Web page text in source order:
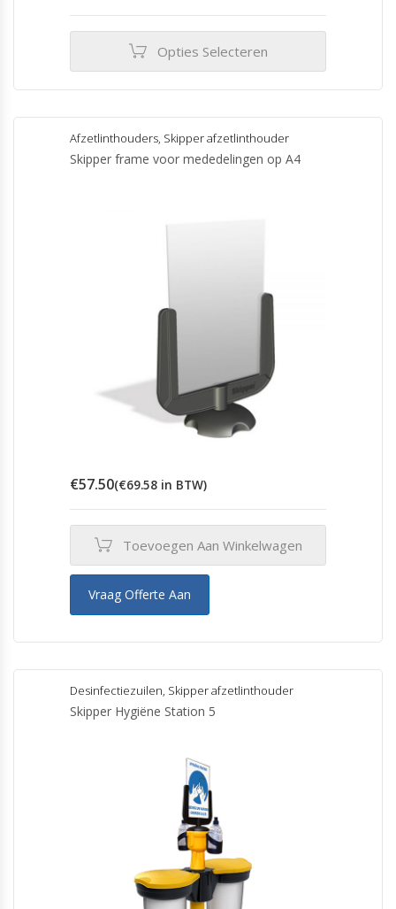
€19.50
Opties Selecteren
heeft
meerdere
variaties.
Deze
Afzetlinthouders, Skipper afzetlinthouder
Skipper frame voor mededelingen op A4
€57.50(€69.58 in BTW)
Toevoegen Aan Winkelwagen
Vraag Offerte Aan
Desinfectiezuilen, Skipper afzetlinthouder
Skipper Hygiëne Station 5